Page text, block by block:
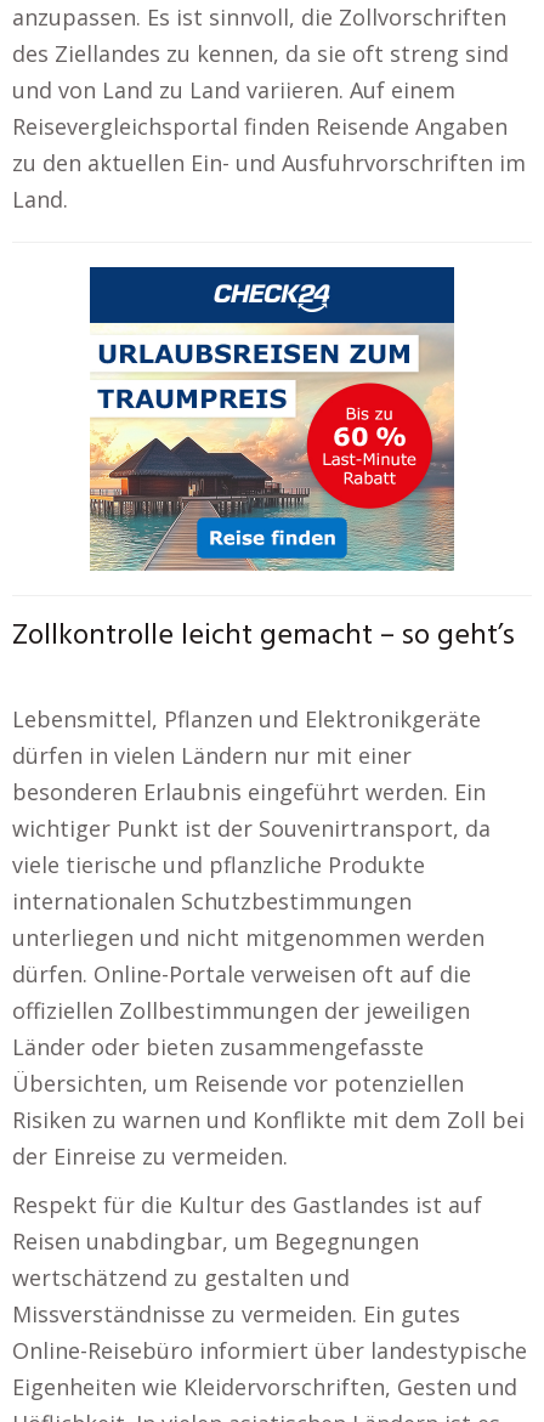
anzupassen. Es ist sinnvoll, die Zollvorschriften
des Ziellandes zu kennen, da sie oft streng sind
und von Land zu Land variieren. Auf einem
Reisevergleichsportal finden Reisende Angaben
zu den aktuellen Ein- und Ausfuhrvorschriften im
Land.
Zollkontrolle leicht gemacht – so geht’s
Lebensmittel, Pflanzen und Elektronikgeräte
dürfen in vielen Ländern nur mit einer
besonderen Erlaubnis eingeführt werden. Ein
wichtiger Punkt ist der Souvenirtransport, da
viele tierische und pflanzliche Produkte
internationalen Schutzbestimmungen
unterliegen und nicht mitgenommen werden
dürfen. Online-Portale verweisen oft auf die
offiziellen Zollbestimmungen der jeweiligen
Länder oder bieten zusammengefasste
Übersichten, um Reisende vor potenziellen
Risiken zu warnen und Konflikte mit dem Zoll bei
der Einreise zu vermeiden.
Respekt für die Kultur des Gastlandes ist auf
Reisen unabdingbar, um Begegnungen
wertschätzend zu gestalten und
Missverständnisse zu vermeiden. Ein gutes
Online-Reisebüro informiert über landestypische
Eigenheiten wie Kleidervorschriften, Gesten und